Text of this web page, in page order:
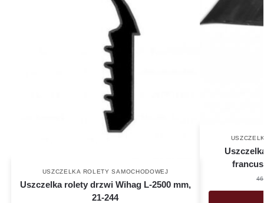
USZCZELKA ROLETY SAMOCHODOWEJ
Uszczelka rolety drzwi Wihag L-2500 mm,
21-244